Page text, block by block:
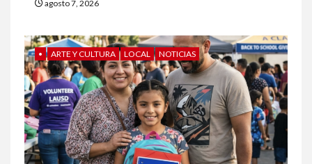
agosto 7, 2026
• ARTE Y CULTURA LOCAL NOTICIAS